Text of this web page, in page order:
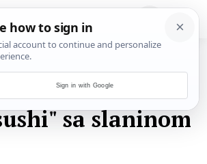
sa slaninom
Sign in with Google